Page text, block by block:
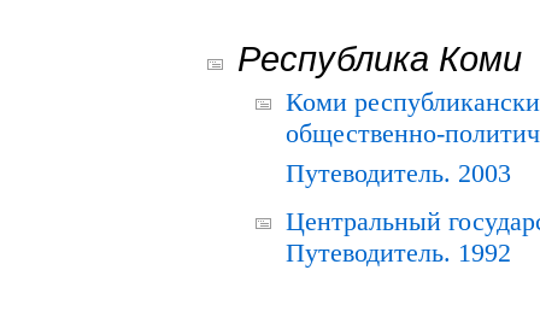
Республика Коми
Коми
общественно-
Путеводитель. 2003
Центральный
Путеводитель. 1992